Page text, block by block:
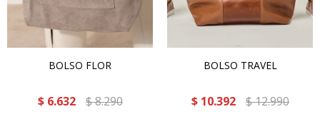
BOLSO FLOR
$ 6.632 $8.290
BOLSO TRAVEL
$ 10.392 $12.990